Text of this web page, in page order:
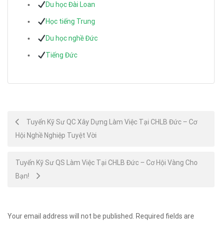
Du học Đài Loan
Học tiếng Trung
Du học nghề Đức
Tiếng Đức
Post
navigation
Tuyển Kỹ Sư QC Xây Dựng Làm Việc Tại CHLB Đức – Cơ
Hội Nghề Nghiệp Tuyệt Vời
Tuyển Kỹ Sư QS Làm Việc Tại CHLB Đức – Cơ Hội Vàng Cho
Bạn!
Your email address will not be published.
Required fields are